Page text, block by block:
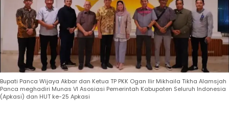
Bupati Panca Wijaya Akbar dan Ketua TP PKK Ogan Ilir Mikhaila Tikha Alamsjah
Panca meghadiri Munas VI Asosiasi Pemerintah Kabupaten Seluruh Indonesia
(Apkasi) dan HUT ke-25 Apkasi